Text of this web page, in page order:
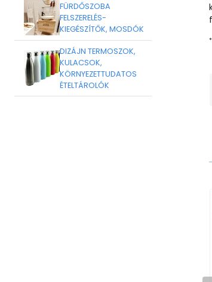
FÜRDŐSZOBA
FELSZERELÉS-
KIEGÉSZÍTŐK, MOSDÓK
DIZÁJN TERMOSZOK,
KULACSOK,
KÖRNYEZETTUDATOS
ÉTELTÁROLÓK